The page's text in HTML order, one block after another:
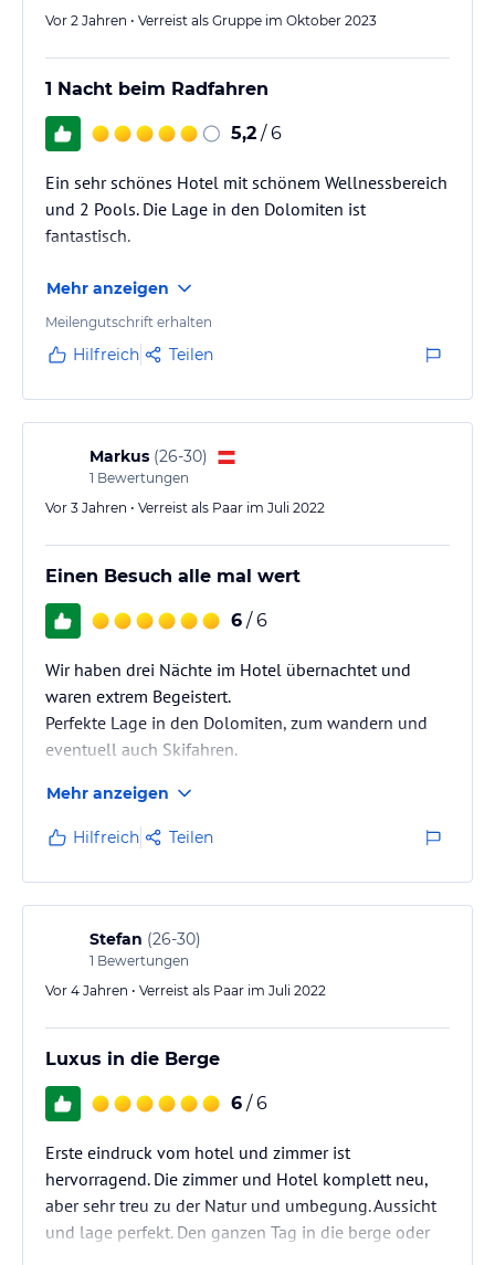
Vor 2 Jahren • Verreist als Gruppe im Oktober 2023
1 Nacht beim Radfahren
5,2 / 6
Ein sehr schönes Hotel mit schönem Wellnessbereich
und 2 Pools. Die Lage in den Dolomiten ist
fantastisch.
Mehr anzeigen
Meilengutschrift erhalten
Hilfreich Teilen
Markus (26-30)
1 Bewertungen
Vor 3 Jahren • Verreist als Paar im Juli 2022
Einen Besuch alle mal wert
6 / 6
Wir haben drei Nächte im Hotel übernachtet und
waren extrem Begeistert.
Perfekte Lage in den Dolomiten, zum wandern und
eventuell auch Skifahren.
Personal begrüßt und über den ganzen Aufenthalt
begleitet.
Essen ist herausragend und auch die
Innenausstattung ist sehr neu und geschmackvoll.
Man sieht, dass sich im Hotel in de letzten Jahren viel
getan hat.
Wir kommen gerne wieder!!! 10/10
Mehr anzeigen
Hilfreich Teilen
Stefan (26-30)
1 Bewertungen
Vor 4 Jahren • Verreist als Paar im Juli 2022
Luxus in die Berge
6 / 6
Erste eindruck vom hotel und zimmer ist
hervorragend. Die zimmer und Hotel komplett neu,
aber sehr treu zu der Natur und umbegung. Aussicht
und lage perfekt. Den ganzen Tag in die berge oder